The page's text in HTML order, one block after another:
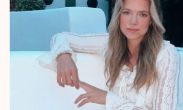
Van Jong tot Goud verhalen